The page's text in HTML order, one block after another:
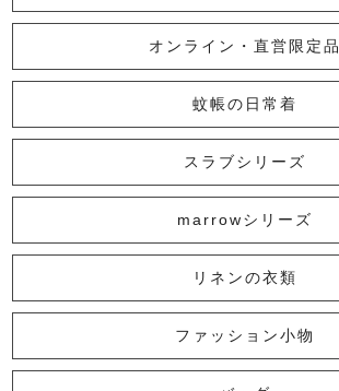
オンライン・直営限定品
蚊帳の日常着
└ インナー
└ トップス
└ ワンピース
└ パンツ
└ スカート
└ 羽織りもの
└ キッズ・ベビー
スラブシリーズ
marrowシリーズ
リネンの衣類
ファッション小物
└ ショール・ストール
└ マスク
└ 靴下・アームカバー